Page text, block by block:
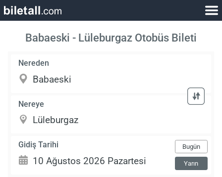
Babaeski - Lüleburgaz Otobüs Bileti
Nereden
Nereye
Gidiş Tarihi Bugün
Yarın